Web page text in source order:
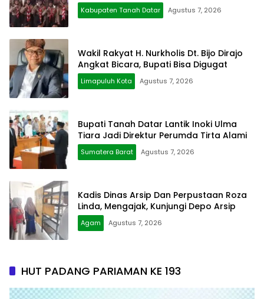
Kabupaten Tanah Datar Agustus 7, 2026
Wakil Rakyat H. Nurkholis Dt. Bijo Dirajo
Angkat Bicara, Bupati Bisa Digugat
Limapuluh Kota Agustus 7, 2026
Bupati Tanah Datar Lantik Inoki Ulma
Tiara Jadi Direktur Perumda Tirta Alami
Sumatera Barat Agustus 7, 2026
Kadis Dinas Arsip Dan Perpustaan Roza
Linda, Mengajak, Kunjungi Depo Arsip
Agam Agustus 7, 2026
HUT PADANG PARIAMAN KE 193